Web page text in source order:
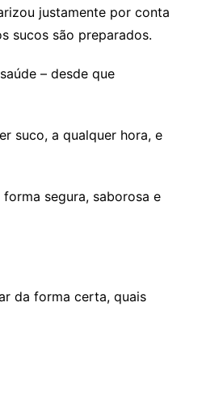
justamente por conta
sucos são preparados.
– desde que
suco, a qualquer hora, e
segura, saborosa e
da forma certa, quais